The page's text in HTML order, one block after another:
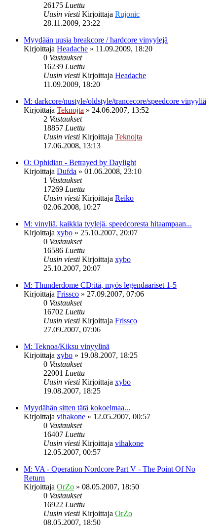
26175 Luettu
Uusin viesti Kirjoittaja Rujonic
28.11.2009, 23:22
Myydään uusia breakcore / hardcore vinyylejä
Kirjoittaja Headache » 11.09.2009, 18:20
0 Vastaukset
16239 Luettu
Uusin viesti Kirjoittaja Headache
11.09.2009, 18:20
M: darkcore/nustyle/oldstyle/trancecore/speedcore vinyyliä
Kirjoittaja Teknojta » 24.06.2007, 13:52
2 Vastaukset
18857 Luettu
Uusin viesti Kirjoittaja Teknojta
17.06.2008, 13:13
O: Ophidian - Betrayed by Daylight
Kirjoittaja Dufda » 01.06.2008, 23:10
1 Vastaukset
17269 Luettu
Uusin viesti Kirjoittaja Reiko
02.06.2008, 10:27
M: vinyliä. kaikkia tyylejä. speedcoresta hitaampaan...
Kirjoittaja xybo » 25.10.2007, 20:07
0 Vastaukset
16586 Luettu
Uusin viesti Kirjoittaja xybo
25.10.2007, 20:07
M: Thunderdome CD:itä, myös legendaariset 1-5
Kirjoittaja Frissco » 27.09.2007, 07:06
0 Vastaukset
16702 Luettu
Uusin viesti Kirjoittaja Frissco
27.09.2007, 07:06
M: Teknoa/Kiksu vinyylinä
Kirjoittaja xybo » 19.08.2007, 18:25
0 Vastaukset
22001 Luettu
Uusin viesti Kirjoittaja xybo
19.08.2007, 18:25
Myydähän sitten tätä kokoelmaa...
Kirjoittaja vihakone » 12.05.2007, 00:57
0 Vastaukset
16407 Luettu
Uusin viesti Kirjoittaja vihakone
12.05.2007, 00:57
M: VA - Operation Nordcore Part V - The Point Of No
Return
Kirjoittaja OrZo » 08.05.2007, 18:50
0 Vastaukset
16922 Luettu
Uusin viesti Kirjoittaja OrZo
08.05.2007, 18:50